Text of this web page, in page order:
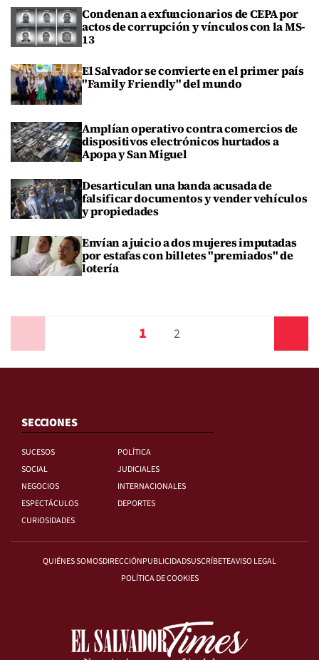
Condenan a exfuncionarios de CEPA por
actos de corrupción y vínculos con la MS-
13
El Salvador se convierte en el primer país
"Family Friendly" del mundo
Amplían operativo contra comercios de
dispositivos electrónicos hurtados a
Apopa y San Miguel
Desarticulan una banda acusada de
falsificar documentos y vender vehículos
y propiedades
Envían a juicio a dos mujeres imputadas
por estafas con billetes "premiados" de
lotería
1 2
SECCIONES
SUCESOS
POLÍTICA
SOCIAL
JUDICIALES
NEGOCIOS
INTERNACIONALES
ESPECTÁCULOS
DEPORTES
CURIOSIDADES
QUIÉNES SOMOSDIRECCIÓNPUBLICIDADSUSCRÍBETEAVISO LEGAL
POLÍTICA DE COOKIES